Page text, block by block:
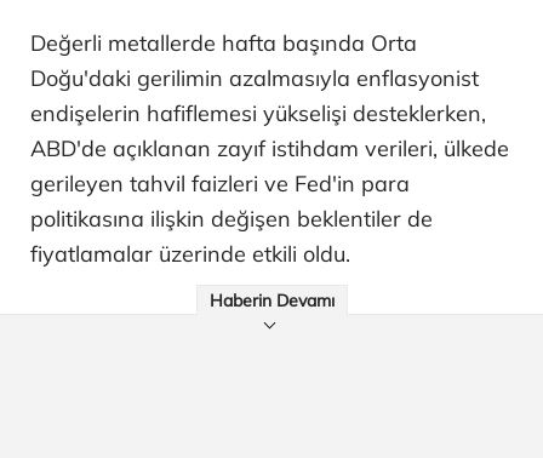
Değerli metallerde hafta başında Orta
Doğu'daki gerilimin azalmasıyla enflasyonist
endişelerin hafiflemesi yükselişi desteklerken,
ABD'de açıklanan zayıf istihdam verileri, ülkede
gerileyen tahvil faizleri ve Fed'in para
politikasına ilişkin değişen beklentiler de
fiyatlamalar üzerinde etkili oldu.
Haberin Devamı